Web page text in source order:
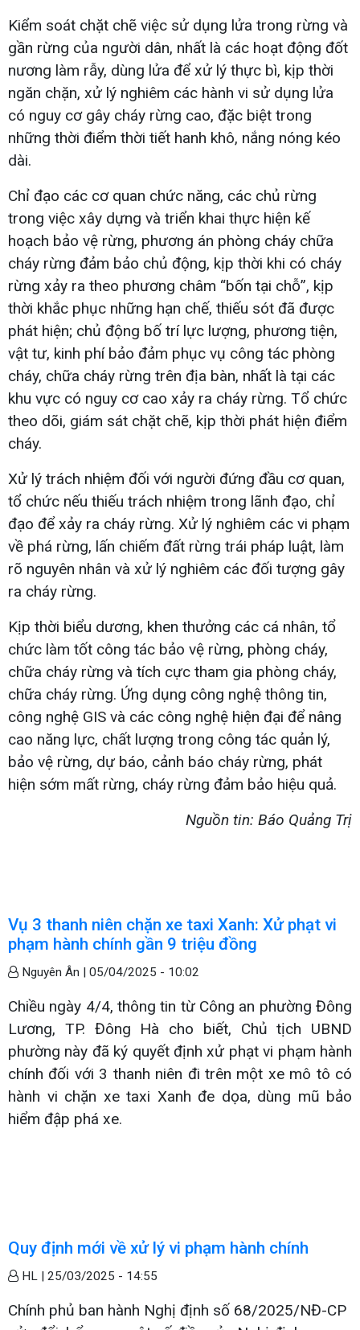
Kiểm soát chặt chẽ việc sử dụng lửa trong rừng và
gần rừng của người dân, nhất là các hoạt động đốt
nương làm rẫy, dùng lửa để xử lý thực bì, kịp thời
ngăn chặn, xử lý nghiêm các hành vi sử dụng lửa
có nguy cơ gây cháy rừng cao, đặc biệt trong
những thời điểm thời tiết hanh khô, nắng nóng kéo
dài.
Chỉ đạo các cơ quan chức năng, các chủ rừng
trong việc xây dựng và triển khai thực hiện kế
hoạch bảo vệ rừng, phương án phòng cháy chữa
cháy rừng đảm bảo chủ động, kịp thời khi có cháy
rừng xảy ra theo phương châm “bốn tại chỗ”, kịp
thời khắc phục những hạn chế, thiếu sót đã được
phát hiện; chủ động bố trí lực lượng, phương tiện,
vật tư, kinh phí bảo đảm phục vụ công tác phòng
cháy, chữa cháy rừng trên địa bàn, nhất là tại các
khu vực có nguy cơ cao xảy ra cháy rừng. Tổ chức
theo dõi, giám sát chặt chẽ, kịp thời phát hiện điểm
cháy.
Xử lý trách nhiệm đối với người đứng đầu cơ quan,
tổ chức nếu thiếu trách nhiệm trong lãnh đạo, chỉ
đạo để xảy ra cháy rừng. Xử lý nghiêm các vi phạm
về phá rừng, lấn chiếm đất rừng trái pháp luật, làm
rõ nguyên nhân và xử lý nghiêm các đối tượng gây
ra cháy rừng.
Kịp thời biểu dương, khen thưởng các cá nhân, tổ
chức làm tốt công tác bảo vệ rừng, phòng cháy,
chữa cháy rừng và tích cực tham gia phòng cháy,
chữa cháy rừng. Ứng dụng công nghệ thông tin,
công nghệ GIS và các công nghệ hiện đại để nâng
cao năng lực, chất lượng trong công tác quản lý,
bảo vệ rừng, dự báo, cảnh báo cháy rừng, phát
hiện sớm mất rừng, cháy rừng đảm bảo hiệu quả.
Nguồn tin: Báo Quảng Trị
Vụ 3 thanh niên chặn xe taxi Xanh: Xử phạt vi
phạm hành chính gần 9 triệu đồng
Nguyên Ân | 05/04/2025 - 10:02
Chiều ngày 4/4, thông tin từ Công an phường Đông
Lương, TP. Đông Hà cho biết, Chủ tịch UBND
phường này đã ký quyết định xử phạt vi phạm hành
chính đối với 3 thanh niên đi trên một xe mô tô có
hành vi chặn xe taxi Xanh đe dọa, dùng mũ bảo
hiểm đập phá xe.
Quy định mới về xử lý vi phạm hành chính
HL | 25/03/2025 - 14:55
Chính phủ ban hành Nghị định số 68/2025/NĐ-CP